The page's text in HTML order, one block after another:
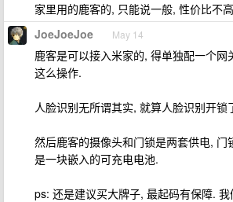
家里用的鹿客的, 只能说一般, 性价比不
JoeJoeJoe May 14
鹿客是可以接入米家的, 得单独配一个网
这么操作.
人脸识别无所谓其实, 就算人脸识别开锁
然后鹿客的摄像头和门锁是两套供电, 门
是一块嵌入的可充电电池.
ps: 还是建议买大牌子, 最起码有保障.